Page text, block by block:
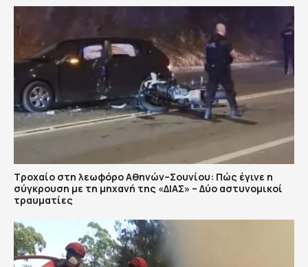
Τροχαίο στη λεωφόρο Αθηνών–Σουνίου: Πώς έγινε η
σύγκρουση με τη μηχανή της «ΔΙΑΣ» – Δύο αστυνομικοί
τραυματίες